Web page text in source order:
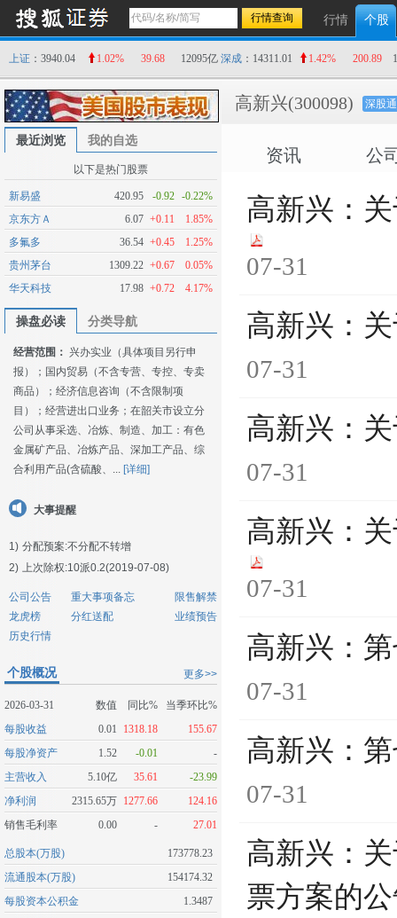
行情 个股
上证 ：3940.04 1.02% 39.68 12095亿 深成 ：14311.01 1.42% 200.89
最近浏览 我的自选
以下是热门股票
新易盛 420.95 -0.92 -0.22%
京东方Ａ
6.07 +0.11
1.85%
多氟多
36.54 +0.45
1.25%
贵州茅台
1309.22 +0.67
0.05%
华天科技
17.98 +0.72 4.17%
操盘必读 分类导航
经营范围： 兴办实业（具体项目另行申
报）；国内贸易（不含专营、专控、专卖
商品）；经济信息咨询（不含限制项
目）；经营进出口业务；在韶关市设立分
公司从事采选、冶炼、制造、加工：有色
金属矿产品、冶炼产品、深加工产品、综
合利用产品(含硫酸、... [详细]
大事提醒
1) 分配预案:不分配不转增
2) 上次除权:10派0.2(2019-07-08)
公司公告 重大事项备忘
限售解禁
龙虎榜
分红送配
业绩预告
历史行情
更多>>
个股概况
2026-03-31 数值 同比%
当季环比%
每股收益
0.01 1318.18
155.67
每股净资产
1.52 -0.01
-
主营收入
5.10亿 35.61
-23.99
净利润
2315.65万 1277.66
124.16
销售毛利率
0.00 - 27.01
总股本(万股)
173778.23
流通股本(万股)
154174.32
每股资本公积金
1.3487
高新兴(300098) 深股通
资讯 公
高新兴：
07-31
高新兴：
07-31
高新兴：
07-31
高新兴：
07-31
高新兴：
07-31
高新兴：
07-31
高新兴：
票方案的